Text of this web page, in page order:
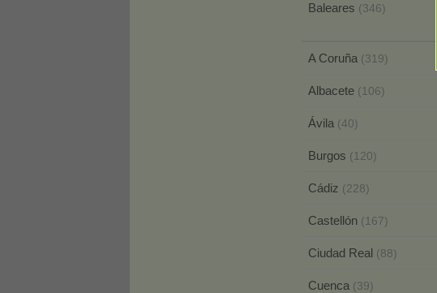
Baleares (346)
A Coruña (319)
Albacete (106)
Ávila (40)
Burgos (120)
Cádiz (228)
Castellón (167)
Ciudad Real (88)
Cuenca (39)